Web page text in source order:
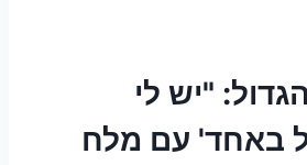
"יש לי
באחד' עם מלח